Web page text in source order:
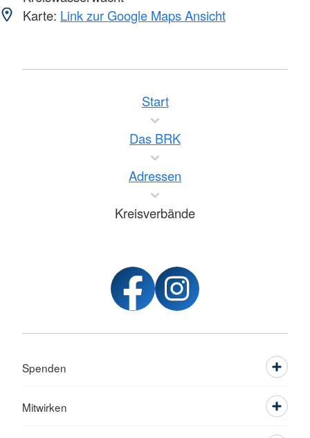
Karte: Link zur Google Maps Ansicht
Start
Das BRK
Adressen
Kreisverbände
Spenden
Mitwirken